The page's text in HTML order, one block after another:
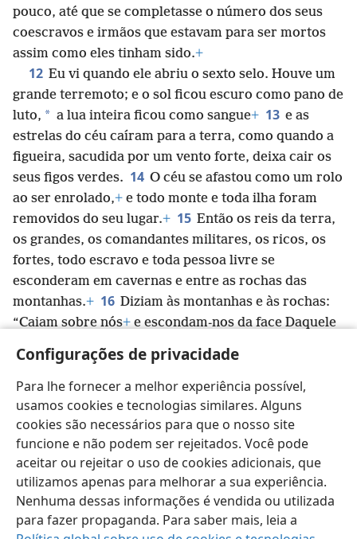
Configurações de privacidade
Para lhe fornecer a melhor experiência possível,
usamos cookies e tecnologias similares. Alguns
cookies são necessários para que o nosso site
funcione e não podem ser rejeitados. Você pode
aceitar ou rejeitar o uso de cookies adicionais, que
utilizamos apenas para melhorar a sua experiência.
Nenhuma dessas informações é vendida ou utilizada
para fazer propaganda. Para saber mais, leia a
pouco, até que se completasse o número dos seus
coescravos e irmãos que estavam para ser mortos
assim como eles tinham sido.+
12 Eu vi quando ele abriu o sexto selo. Houve um
grande terremoto; e o sol ficou escuro como pano de
luto, * a lua inteira ficou como sangue+ 13 e as
estrelas do céu caíram para a terra, como quando a
figueira, sacudida por um vento forte, deixa cair os
seus figos verdes. 14 O céu se afastou como um rolo
ao ser enrolado,+ e todo monte e toda ilha foram
removidos do seu lugar.+ 15 Então os reis da terra,
os grandes, os comandantes militares, os ricos, os
fortes, todo escravo e toda pessoa livre se
esconderam em cavernas e entre as rochas das
montanhas.+ 16 Diziam às montanhas e às rochas:
“Caiam sobre nós+e escondam-nos da face Daquele
17 porque chegou o grande dia da ira deles,
quem pode ficar de pé?”+
Português (Brasil) Compartilhar Preferências
Copyright © 2026 Watch Tower Bible and Tract Society of Pennsylvania
Termos de Uso
Política de Privacidade
Configurações de Privacidade
JW.ORG Login